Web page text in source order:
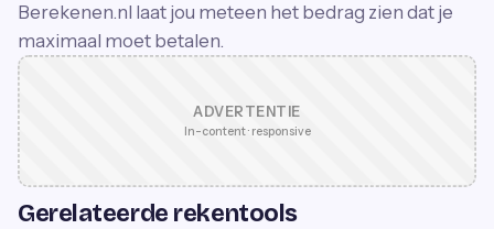
Berekenen.nl laat jou meteen het bedrag zien dat je
maximaal moet betalen.
ADVERTENTIE
In-content · responsive
Gerelateerde rekentools